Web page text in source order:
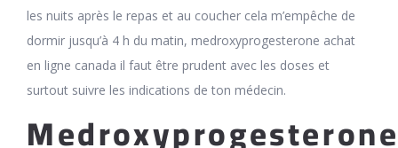
les nuits après le repas et au coucher cela m’empêche de
dormir jusqu’à 4 h du matin, medroxyprogesterone achat
en ligne canada il faut être prudent avec les doses et
surtout suivre les indications de ton médecin.